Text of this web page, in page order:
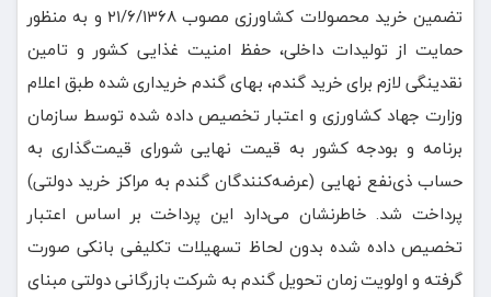
تضمین خرید محصولات کشاورزی مصوب ۲۱/۶/۱۳۶۸ و به منظور
حمایت از تولیدات داخلی، حفظ امنیت غذایی کشور و تامین
نقدینگی لازم برای خرید گندم، بهای گندم خریداری شده طبق اعلام
وزارت جهاد کشاورزی و اعتبار تخصیص داده شده توسط سازمان
برنامه و بودجه کشور به قیمت نهایی شورای قیمت‌گذاری به
حساب ذی‌نفع نهایی (عرضه‌کنندگان گندم به مراکز خرید دولتی)
پرداخت شد. خاطرنشان می‌دارد این پرداخت بر اساس اعتبار
تخصیص داده شده بدون لحاظ تسهیلات تکلیفی بانکی صورت
گرفته و اولویت زمان تحویل گندم به شرکت بازرگانی دولتی مبنای